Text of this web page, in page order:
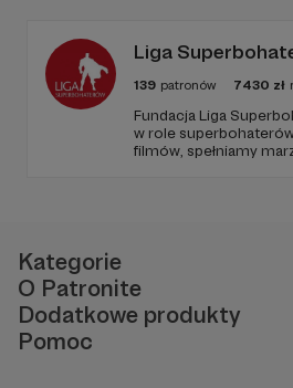
pomóc.
Liga
139 patronów 7430 zł
Fundacja Liga
w role
filmów, spełniamy
Kategorie
O Patronite
Dodatkowe produkty
Pomoc